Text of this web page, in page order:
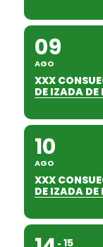
09
AGO
XXX
DE IZADA DE
10
AGO
XXX
DE IZADA DE
15